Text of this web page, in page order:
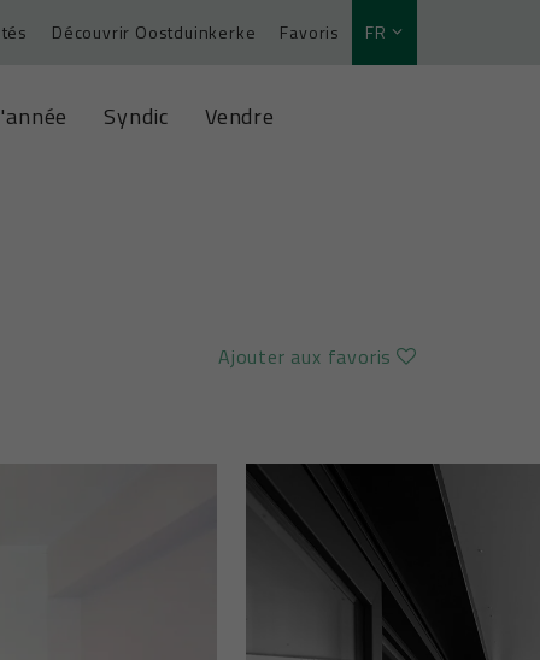
Découvrir Oostduinkerke Favoris FR
Syndic Vendre
Ajouter aux favoris